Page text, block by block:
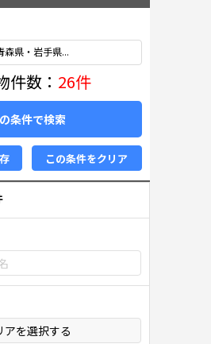
森県・岩手県...
件数： 26件
条件で検索
この条件をクリア
アを選択する